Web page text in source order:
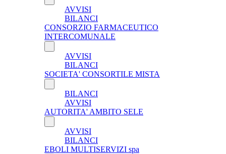
AVVISI
BILANCI
CONSORZIO FARMACEUTICO
INTERCOMUNALE
AVVISI
BILANCI
SOCIETA' CONSORTILE MISTA
BILANCI
AVVISI
AUTORITA' AMBITO SELE
AVVISI
BILANCI
EBOLI MULTISERVIZI spa